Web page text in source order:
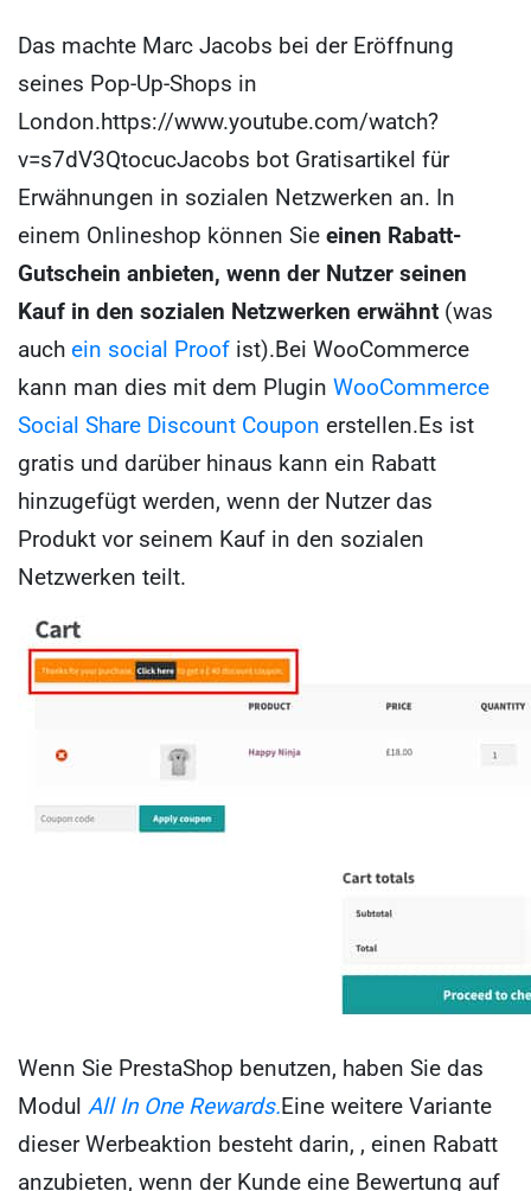
Das machte Marc Jacobs bei der Eröffnung
seines Pop-Up-Shops in
London.https://www.youtube.com/watch?
v=s7dV3QtocucJacobs bot Gratisartikel für
Erwähnungen in sozialen Netzwerken an. In
einem Onlineshop können Sie einen Rabatt-
Gutschein anbieten, wenn der Nutzer seinen
Kauf in den sozialen Netzwerken erwähnt (was
auch ein social Proof ist).Bei WooCommerce
kann man dies mit dem Plugin WooCommerce
Social Share Discount Coupon erstellen.Es ist
gratis und darüber hinaus kann ein Rabatt
hinzugefügt werden, wenn der Nutzer das
Produkt vor seinem Kauf in den sozialen
Netzwerken teilt.
Wenn Sie PrestaShop benutzen, haben Sie das
Modul All In One Rewards.Eine weitere Variante
dieser Werbeaktion besteht darin, , einen Rabatt
anzubieten, wenn der Kunde eine Bewertung auf